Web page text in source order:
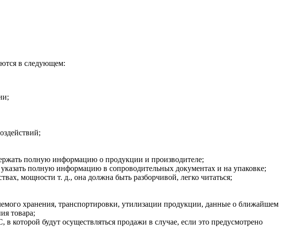
в следующем:
полную информацию о продукции и производителе;
полную информацию в сопроводительных документах и на упаковке;
мощности т. д., она должна быть разборчивой, легко читаться;
хранения, транспортировки, утилизации продукции, данные о ближайшем
товара;
которой будут осуществляться продажи в случае, если это предусмотрено